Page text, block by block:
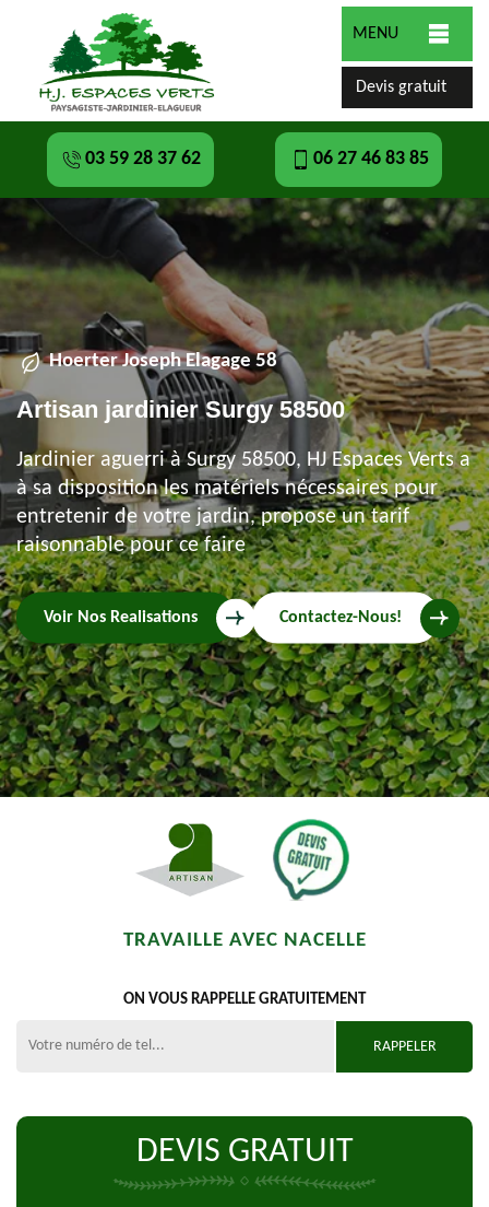
MENU
Devis gratuit
03 59 28 37 62 06 27 46 83 85
Hoerter Joseph Elagage 58
Artisan jardinier Surgy 58500
Jardinier aguerri à Surgy 58500, HJ Espaces Verts a
à sa disposition les matériels nécessaires pour
entretenir de votre jardin, propose un tarif
raisonnable pour ce faire
Voir Nos Realisations Contactez-Nous!
TRAVAILLE AVEC NACELLE
ON VOUS RAPPELLE GRATUITEMENT
DEVIS GRATUIT